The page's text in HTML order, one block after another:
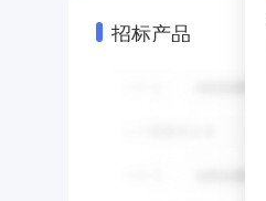
招标产品